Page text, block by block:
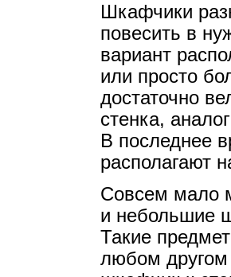
Шкафчики
повесить в
вариант
или просто
достаточно
стенка,
В последнее
располагают
Совсем мало
и небольшие
Такие
любом другом